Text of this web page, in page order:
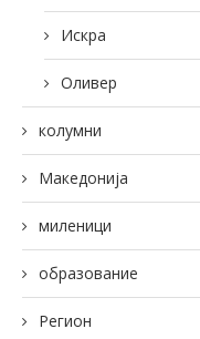
Искра
Оливер
колумни
Македонија
миленици
образование
Регион